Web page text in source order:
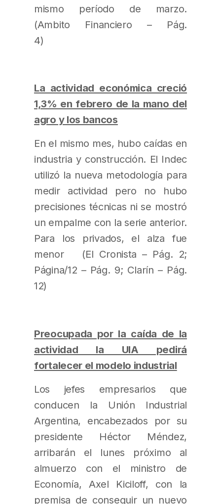
mismo período de marzo.
(Ambito Financiero – Pág.
4)
La actividad económica creció
1,3% en febrero de la mano del
agro y los bancos
En el mismo mes, hubo caídas en
industria y construcción. El Indec
utilizó la nueva metodología para
medir actividad pero no hubo
precisiones técnicas ni se mostró
un empalme con la serie anterior.
Para los privados, el alza fue
menor (El Cronista – Pág. 2;
Página/12 – Pág. 9; Clarín – Pág.
12)
Preocupada por la caída de la
actividad la UIA pedirá
fortalecer el modelo industrial
Los jefes empresarios que
conducen la Unión Industrial
Argentina, encabezados por su
presidente Héctor Méndez,
arribarán el lunes próximo al
almuerzo con el ministro de
Economía, Axel Kiciloff, con la
premisa de conseguir un nuevo